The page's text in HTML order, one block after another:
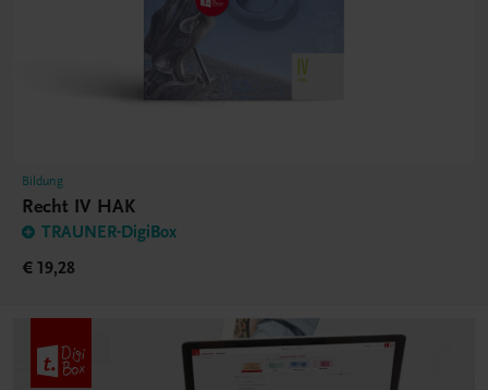
Bildung
Recht IV HAK
TRAUNER-DigiBox
€ 19,28